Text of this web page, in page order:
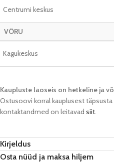
Centrumi keskus
VÕRU
Kagukeskus
Kaupluste laoseis on hetkeline ja
Ostusoovi korral kauplusest
kontaktandmed on leitavad siit.
Kirjeldus
Osta nüüd ja maksa hiljem